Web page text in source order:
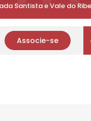
Santista e Vale do
Associe-se